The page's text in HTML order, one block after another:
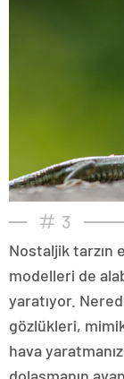
3
Nostaljik tarzın
modelleri de
yaratıyor.
gözlükleri,
hava